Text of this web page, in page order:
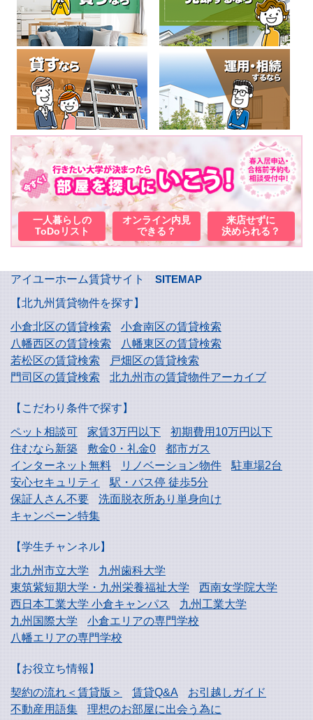
一人暮らしの
ToDoリスト
オンライン内見
できる？
来店せずに
決められる？
アイユーホーム賃貸サイト
SITEMAP
【北九州賃貸物件を探す】
小倉北区の賃貸検索
小倉南区の賃貸検索
八幡西区の賃貸検索
八幡東区の賃貸検索
若松区の賃貸検索
戸畑区の賃貸検索
門司区の賃貸検索
北九州市の賃貸物件アーカイブ
【こだわり条件で探す】
ペット相談可
家賃3万円以下
初期費用10万円以下
住むなら新築
敷金0・礼金0
都市ガス
インターネット無料
リノベーション物件
駐車場2台
安心セキュリティ
駅・バス停 徒歩5分
保証人さん不要
洗面脱衣所あり単身向け
キャンペーン特集
【学生チャンネル】
北九州市立大学
九州歯科大学
東筑紫短期大学・九州栄養福祉大学
西南女学院大学
西日本工業大学小倉キャンパス
九州工業大学
九州国際大学
小倉エリアの専門学校
八幡エリアの専門学校
【お役立ち情報】
契約の流れ＜賃貸版＞
賃貸Q&A
お引越しガイド
不動産用語集
理想のお部屋に出会う為に